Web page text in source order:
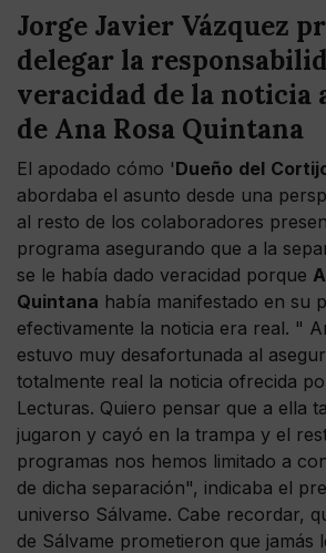
Jorge Javier Vázquez
delegar la
veracidad de la noticia
de Ana Rosa Quintana
El apodado cómo 'Dueño del
abordaba el asunto desde una
al resto de los colaboradores
programa asegurando que a la
se le había dado veracidad porque
Quintana había manifestado en su
efectivamente la noticia era real. "
estuvo muy desafortunada al
totalmente real la noticia ofrecida
Lecturas. Quiero pensar que a ella
jugaron y cayó en la trampa y el
programas nos hemos limitado a
de dicha separación", indicaba el
universo Sálvame. Cabe recordar,
de Sálvame prometieron que jamás